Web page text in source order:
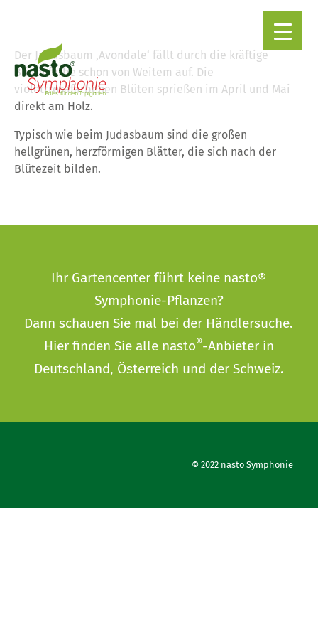
▼
Der Judasbaum ‚Avondale‘ fällt durch die kräftige
Blütenfarbe schon von Weitem auf. Die
violettrosafarbenen Blüten sprießen im April und Mai
direkt am Holz.
Typisch wie beim Judasbaum sind die großen
hellgrünen, herzförmigen Blätter, die sich nach der
Blütezeit bilden.
Ihr Gartencenter führt keine nasto®
Symphonie-Pflanzen?
Dann schauen Sie mal bei der Händlersuche.
Hier finden Sie alle nasto®-Anbieter in
Deutschland, Österreich und der Schweiz.
© 2022 nasto Symphonie